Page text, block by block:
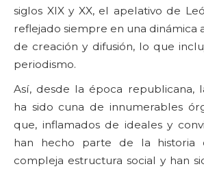
siglos XIX y XX, el apelativo de
reflejado siempre en una dinámica
de creación y difusión, lo que
periodismo.
Así, desde la época republicana,
ha sido cuna de innumerables
que, inflamados de ideales y
han hecho parte de la historia
compleja estructura social y han